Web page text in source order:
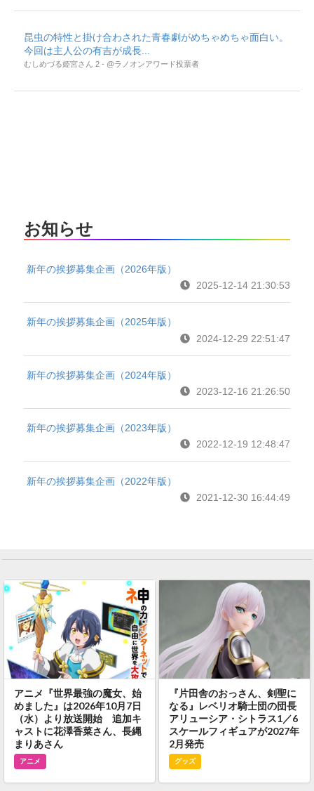
昆虫の特性と掛け合わされた青春劇がめちゃめちゃ面白い。
今回は主人公の有吉が成長...
むしめづる姫宮さん 2 - @ラノオンアワード投票者
お知らせ
新年の挨拶募集企画（2026年版）
2025-12-14 21:30:53
新年の挨拶募集企画（2025年版）
2024-12-29 22:51:47
新年の挨拶募集企画（2024年版）
2023-12-16 21:26:50
新年の挨拶募集企画（2023年版）
2022-12-19 12:48:47
新年の挨拶募集企画（2022年版）
2021-12-30 16:44:49
アニメ『世界最強の魔女、始
めました』は2026年10月7日
（水）より放送開始 追加キ
ャストに花澤香菜さん、長縄
まりあさん
アニメ
『片田舎のおっさん、剣聖に
なる』レベリオ騎士団の団長
アリューシア・シトラス1／6
スケールフィギュアが2027年
2月発売
グッズ